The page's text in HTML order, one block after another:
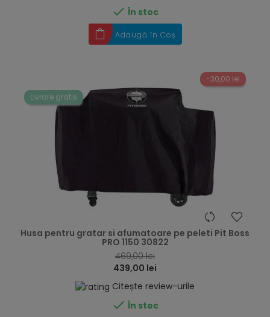
 În stoc
Adaugă în Coș
-30,00 lei
Livrare gratis
Husa pentru gratar si afumatoare pe peleti Pit Boss
PRO 1150 30822
469,00 lei
439,00 lei
Citește review-urile
 În stoc